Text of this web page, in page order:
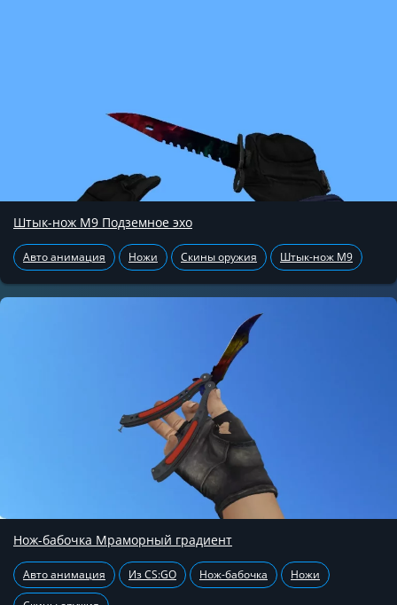
Штык-нож М9 Подземное эхо
Авто анимация Ножи Скины оружия Штык-нож М9
Нож-бабочка Мраморный градиент
Авто анимация Из CS:GO Нож-бабочка Ножи